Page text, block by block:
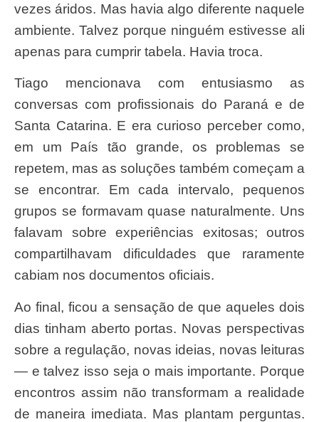
vezes áridos. Mas havia algo diferente naquele
ambiente. Talvez porque ninguém estivesse ali
apenas para cumprir tabela. Havia troca.
Tiago mencionava com entusiasmo as
conversas com profissionais do Paraná e de
Santa Catarina. E era curioso perceber como,
em um País tão grande, os problemas se
repetem, mas as soluções também começam a
se encontrar. Em cada intervalo, pequenos
grupos se formavam quase naturalmente. Uns
falavam sobre experiências exitosas; outros
compartilhavam dificuldades que raramente
cabiam nos documentos oficiais.
Ao final, ficou a sensação de que aqueles dois
dias tinham aberto portas. Novas perspectivas
sobre a regulação, novas ideias, novas leituras
— e talvez isso seja o mais importante. Porque
encontros assim não transformam a realidade
de maneira imediata. Mas plantam perguntas.